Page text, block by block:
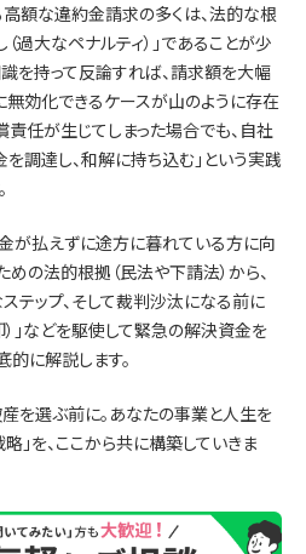
額な違約金請求の多くは、法的な根
過大なペナルティ）」であることが少
を持って反論すれば、請求額を大幅
無効化できるケースが山のように存在
責任が生じてしまった場合でも、自社
調達し、和解に持ち込む」という実践
が払えずに途方に暮れている方に向
の法的根拠（民法や下請法）から、
テップ、そして裁判沙汰になる前に
）」などを駆使して緊急の解決資金を
に解説します。
を選ぶ前に。あなたの事業と人生を
」を、ここから共に構築していきま